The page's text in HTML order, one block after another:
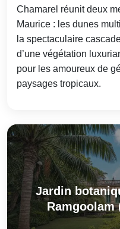
Chamarel réunit deux
Maurice : les dunes
la spectaculaire
d’une végétation
pour les amoureux de
paysages tropicaux.
Jardin
Ramgoolam